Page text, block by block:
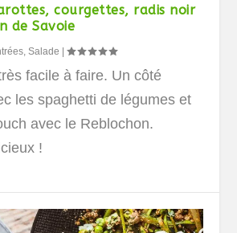
courgettes, radis noir
de Savoie
,Salade |
facile à faire. Un côté
les spaghetti de légumes et
avec le Reblochon.
!